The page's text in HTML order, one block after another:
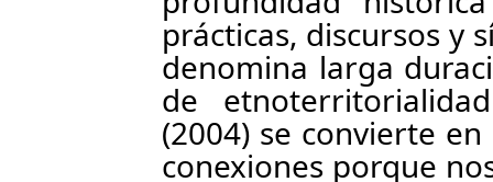
prácticas, discursos y
denomina larga
de
(2004) se convierte
conexiones porque